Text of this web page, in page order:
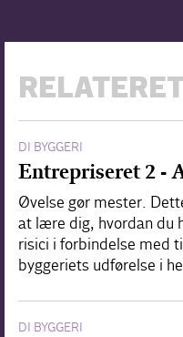
DI BYGGERI
Entrepriseret 2 -
Øvelse gør mester.
at lære dig, hvordan du
risici i forbindelse med
byggeriets udførelse i
DI BYGGERI